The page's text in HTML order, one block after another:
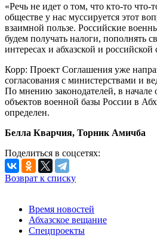
«Речь не идет о том, что кто-то что-
обществе у нас муссируется этот
взаимной пользе. Российские
будем получать налоги, пополнять
интересах и абхазской и российской
Корр: Проект Соглашения уже
согласования с министерствами и
По мнению законодателей, в начале
объектов военной базы России в
определен.
Белла Кварчия, Торник Амичба
Поделиться в соцсетях:
Возврат к списку
Время новостей
Абхазское вещание
Спецпроекты